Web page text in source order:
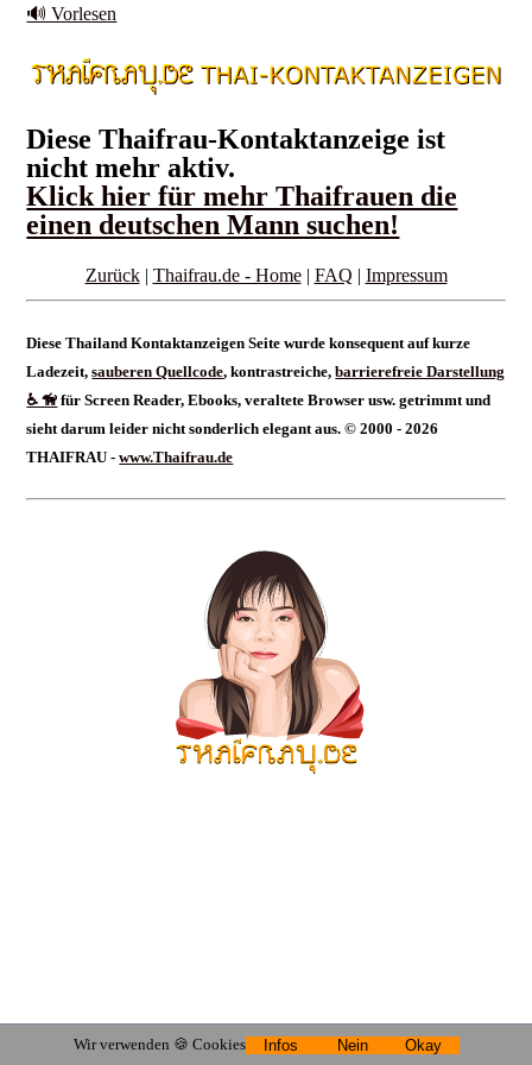
🔊 Vorlesen
Diese Thaifrau-Kontaktanzeige ist
nicht mehr aktiv.
Klick hier für mehr Thaifrauen die
einen deutschen Mann suchen!
Zurück| Thaifrau.de - Home| FAQ | Impressum
Diese Thailand Kontaktanzeigen Seite wurde konsequent auf kurze
Ladezeit,sauberen Quellcode, kontrastreiche,barrierefreie Darstellung
♿ 🦮 für Screen Reader, Ebooks, veraltete Browser usw. getrimmt und
sieht darum leider nicht sonderlich elegant aus. © 2000 - 2026
THAIFRAU -www.Thaifrau.de
Wir verwenden 🍪 Cookies Infos Nein Okay